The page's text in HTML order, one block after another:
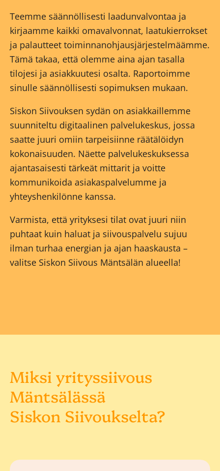
Teemme säännöllisesti laadunvalvontaa ja
kirjaamme kaikki omavalvonnat, laatukierrokset
ja palautteet toiminnanohjausjärjestelmäämme.
Tämä takaa, että olemme aina ajan tasalla
tilojesi ja asiakkuutesi osalta. Raportoimme
sinulle säännöllisesti sopimuksen mukaan.
Siskon Siivouksen sydän on asiakkaillemme
suunniteltu digitaalinen palvelukeskus, jossa
saatte juuri omiin tarpeisiinne räätälöidyn
kokonaisuuden. Näette palvelukeskuksessa
ajantasaisesti tärkeät mittarit ja voitte
kommunikoida asiakaspalvelumme ja
yhteyshenkilönne kanssa.
Varmista, että yrityksesi tilat ovat juuri niin
puhtaat kuin haluat ja siivouspalvelu sujuu
ilman turhaa energian ja ajan haaskausta –
valitse Siskon Siivous Mäntsälän alueella!
Miksi yrityssiivous
Mäntsälässä
Siskon Siivoukselta?